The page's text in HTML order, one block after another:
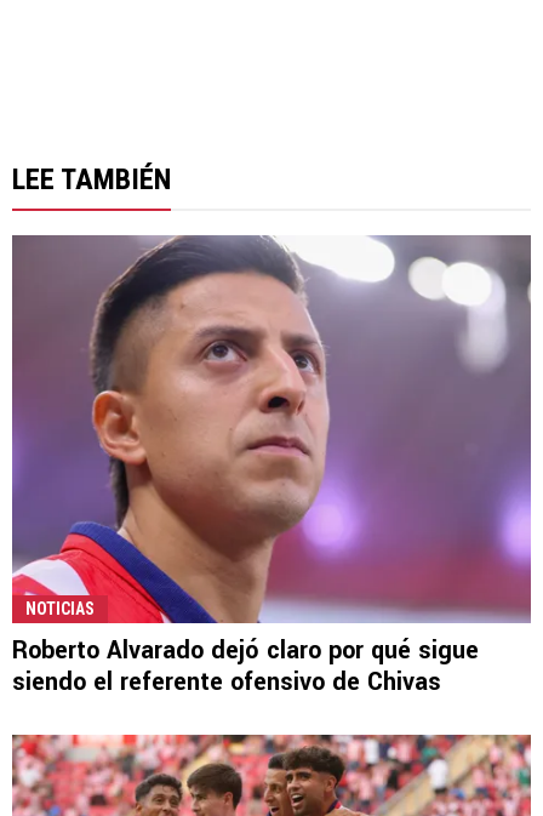
LEE TAMBIÉN
NOTICIAS
Roberto Alvarado dejó claro por qué sigue
siendo el referente ofensivo de Chivas